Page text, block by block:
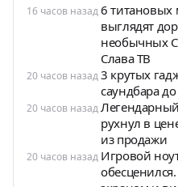
16 часов назад6 титановых
выглядят
необычных
Слава ТВ
20 часов назад3 крутых
саундбара
20 часов назад
рухнул в
из продажи
20 часов назад Игровой